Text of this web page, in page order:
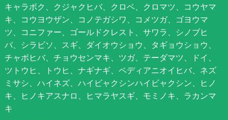
キャラボク、クジャクヒバ、クロベ、クロマツ、コウヤマ
キ、コウヨウザン、コノテガシワ、コメツガ、ゴヨウマ
ツ、コニファー、ゴールドクレスト、サワラ、シノブヒ
バ、シラビソ、スギ、ダイオウショウ、タギョウショウ、
チャボヒバ、チョウセンマキ、ツガ、テーダマツ、ドイ、
ツトウヒ、トウヒ、ナギナギ、ペディアニオイヒバ、ネズ
ミサシ、ハイネズ、ハイビャクシンハイビャクシン、ヒノ
キ、ヒノキアスナロ、ヒマラヤスギ、モミノキ、ラカンマ
キ